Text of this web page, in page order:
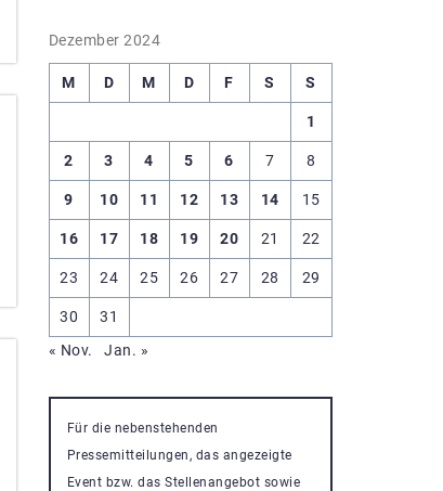
Dezember 2024
M D M D F S S
1
2 3 4 5 6 7 8
9 10 11 12 13 14 15
16 17 18 19 20 21 22
23 24 25 26 27 28 29
30
31
« Nov.
Jan. »
Für die nebenstehenden
Pressemitteilungen, das angezeigte
Event bzw. das Stellenangebot sowie